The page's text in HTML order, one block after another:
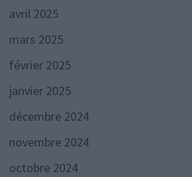
avril 2025
mars 2025
février 2025
janvier 2025
décembre 2024
novembre 2024
octobre 2024